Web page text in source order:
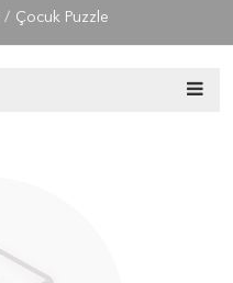
Çocuk Puzzle